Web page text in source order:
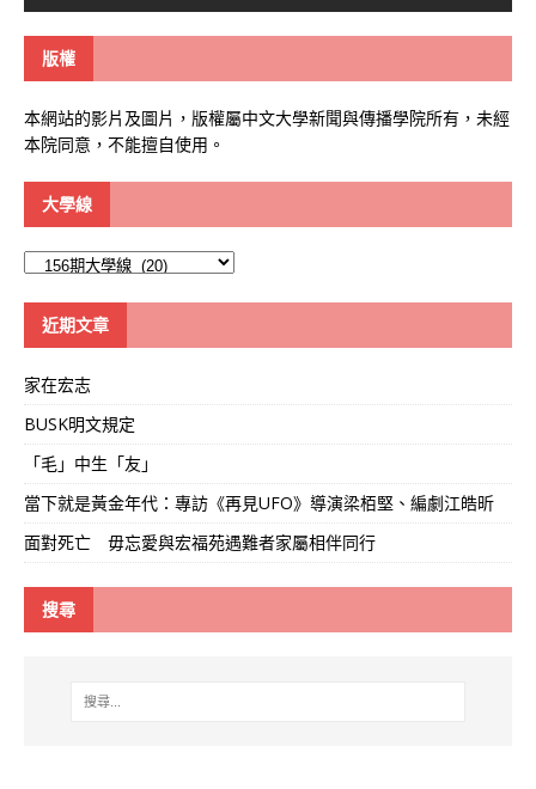
版權
本網站的影片及圖片，版權屬中文大學新聞與傳播學院所有，未經
本院同意，不能擅自使用。
大學線
近期文章
家在宏志
BUSK明文規定
「毛」中生「友」
當下就是黃金年代：專訪《再見UFO》導演梁栢堅、編劇江皓昕
面對死亡 毋忘愛與宏福苑遇難者家屬相伴同行
搜尋